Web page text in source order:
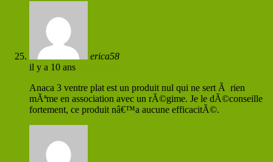
erica58
il y a 10 ans
Anaca 3 ventre plat est un produit nul qui ne sert Ã rien
mÃªme en association avec un rÃ©gime. Je le dÃ©conseille
fortement, ce produit nâ€™a aucune efficacitÃ©.